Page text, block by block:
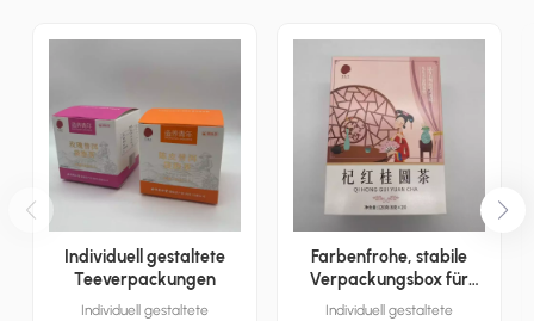
Individuell gestaltete
Teeverpackungen
Individuell gestaltete
Farbenfrohe, stabile
Verpackungsbox für
Getränke
Individuell gestaltete